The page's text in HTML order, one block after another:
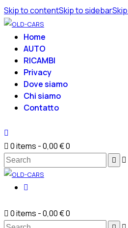
Skip to contentSkip to sidebar
Home
AUTO
RICAMBI
Privacy
Dove siamo
Chi siamo
Contatto
0 items -0,00 €0
0 items -0,00 €0